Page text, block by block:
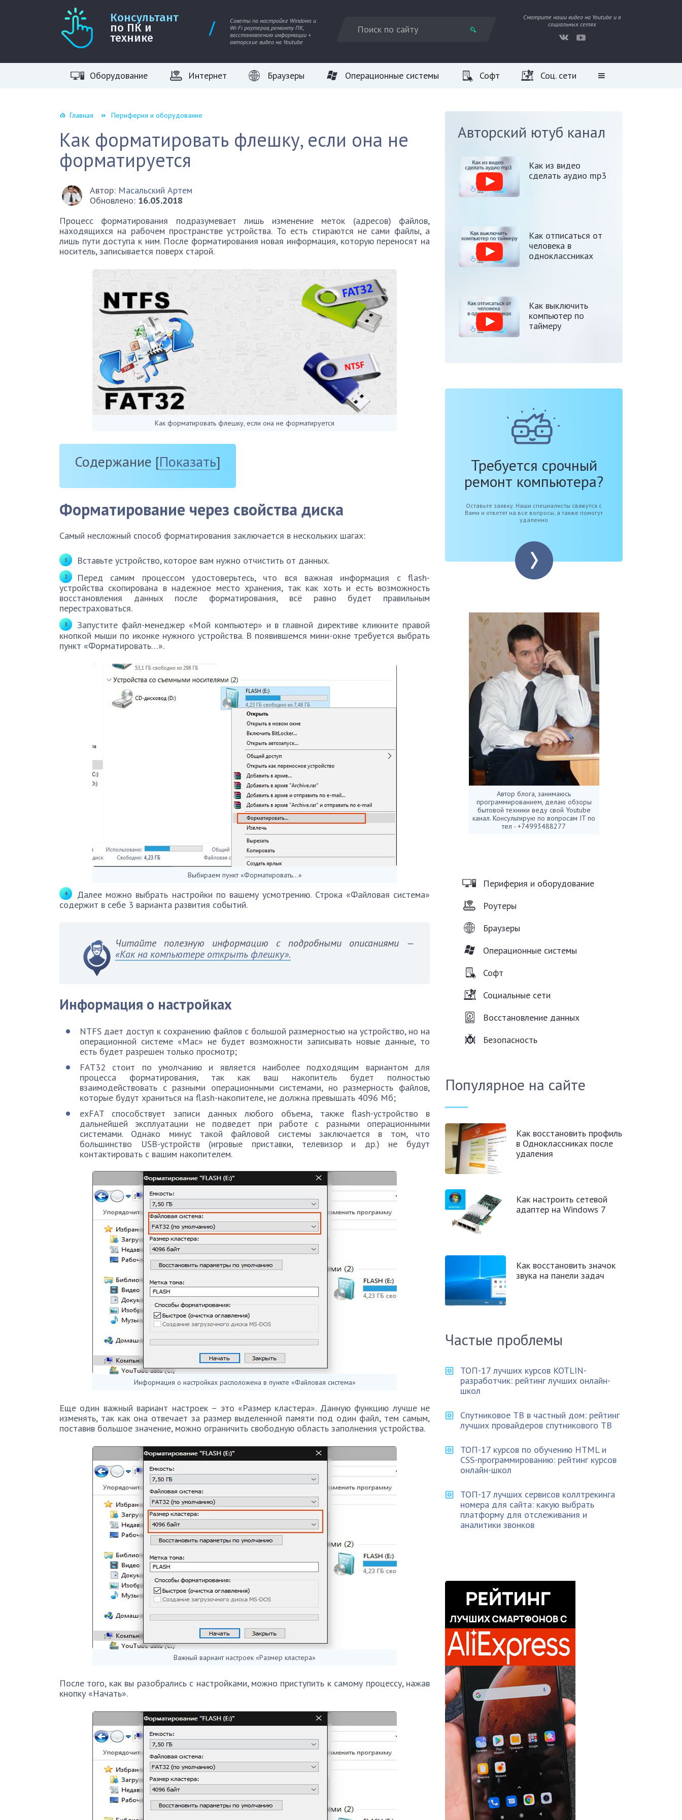
Консультант
по ПК и
технике
Советы по настройке Windows и
Wi-Fi роутеров, ремонту ПК,
восстановлению информации +
авторские видео на Youtube
Смотрите наши видео на Youtube и в
социальных сетях
Оборудование Интернет Браузеры Операционные системы Софт Соц. сети
Главная Периферия и оборудование
Как форматировать флешку, если она не
форматируется
Автор: Масальский Артем
Обновлено: 16.05.2018
Процесс форматирования подразумевает лишь изменение меток (адресов) файлов,
находящихся на рабочем пространстве устройства. То есть стираются не сами файлы, а
лишь пути доступа к ним. После форматирования новая информация, которую переносят на
носитель, записывается поверх старой.
Как форматировать флешку, если она не форматируется
Содержание [Показать]
Форматирование через свойства диска
Самый несложный способ форматирования заключается в нескольких шагах:
Вставьте устройство, которое вам нужно отчистить от данных.
Перед самим процессом удостоверьтесь, что вся важная информация с flash-
устройства скопирована в надежное место хранения, так как хоть и есть возможность
восстановления данных после форматирования, всё равно будет правильным
перестраховаться.
Запустите файл-менеджер «Мой компьютер» и в главной директиве кликните правой
кнопкой мыши по иконке нужного устройства. В появившемся мини-окне требуется выбрать
пункт «Форматировать…».
Выбираем пункт «Форматировать…»
Далее можно выбрать настройки по вашему усмотрению. Строка «Файловая система»
содержит в себе 3 варианта развития событий.
Читайте полезную информацию с подробными описаниями —
«Как на компьютере открыть флешку».
Информация о настройках
NTFS дает доступ к сохранению файлов с большой размерностью на устройство, но на
операционной системе «Mac» не будет возможности записывать новые данные, то
есть будет разрешен только просмотр;
FAT32 стоит по умолчанию и является наиболее подходящим вариантом для
процесса форматирования, так как ваш накопитель будет полностью
взаимодействовать с разными операционными системами, но размерность файлов,
которые будут храниться на flash-накопителе, не должна превышать 4096 Мб;
exFAT способствует записи данных любого объема, также flash-устройство в
дальнейшей эксплуатации не подведет при работе с разными операционными
системами. Однако минус такой файловой системы заключается в том, что
большинство USB-устройств (игровые приставки, телевизор и др.) не будут
контактировать с вашим накопителем.
Информация о настройках расположена в пункте «Файловая система»
Еще один важный вариант настроек – это «Размер кластера». Данную функцию лучше не
изменять, так как она отвечает за размер выделенной памяти под один файл, тем самым,
поставив большое значение, можно ограничить свободную область заполнения устройства.
Важный вариант настроек «Размер кластера»
После того, как вы разобрались с настройками, можно приступить к самому процессу, нажав
кнопку «Начать».
Авторский ютуб канал
Как из видео
сделать аудио mp3
Как отписаться от
человека в
одноклассниках
Как выключить
компьютер по
таймеру
Требуется срочный
ремонт компьютера?
Оставьте заявку. Наши специалисты свяжутся с
Вами и ответят на все вопросы, а также помогут
удаленно
Автор блога, занимаюсь
программированием, делаю обзоры
бытовой техники веду свой Youtube
канал. Консультирую по вопросам IT по
тел - +74993488277
Периферия и оборудование
Роутеры
Браузеры
Операционные системы
Софт
Социальные сети
Восстановление данных
Безопасность
Популярное на сайте
Как восстановить профиль
в Одноклассниках после
удаления
Как настроить сетевой
адаптер на Windows 7
Как восстановить значок
звука на панели задач
Частые проблемы
ТОП-17 лучших курсов KOTLIN-
разработчик: рейтинг лучших онлайн-
школ
Спутниковое ТВ в частный дом: рейтинг
лучших провайдеров спутникового ТВ
ТОП-17 курсов по обучению HTML и
CSS-программированию: рейтинг курсов
онлайн-школ
ТОП-17 лучших сервисов коллтрекинга
номера для сайта: какую выбрать
платформу для отслеживания и
аналитики звонков